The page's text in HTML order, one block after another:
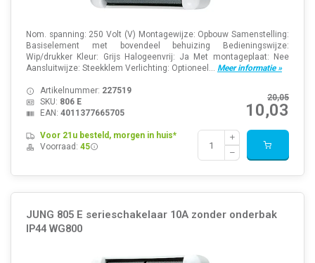
Nom. spanning: 250 Volt (V) Montagewijze: Opbouw Samenstelling:
Basiselement met bovendeel behuizing Bedieningswijze:
Wip/drukker Kleur: Grijs Halogeenvrij: Ja Met montageplaat: Nee
Aansluitwijze: Steekklem Verlichting: Optioneel... Meer informatie »
20,05
10,03
Artikelnummer: 227519
SKU: 806 E
EAN: 4011377665705
Voor 21u besteld, morgen in huis*
Voorraad: 45
JUNG 805 E serieschakelaar 10A zonder onderbak
IP44 WG800